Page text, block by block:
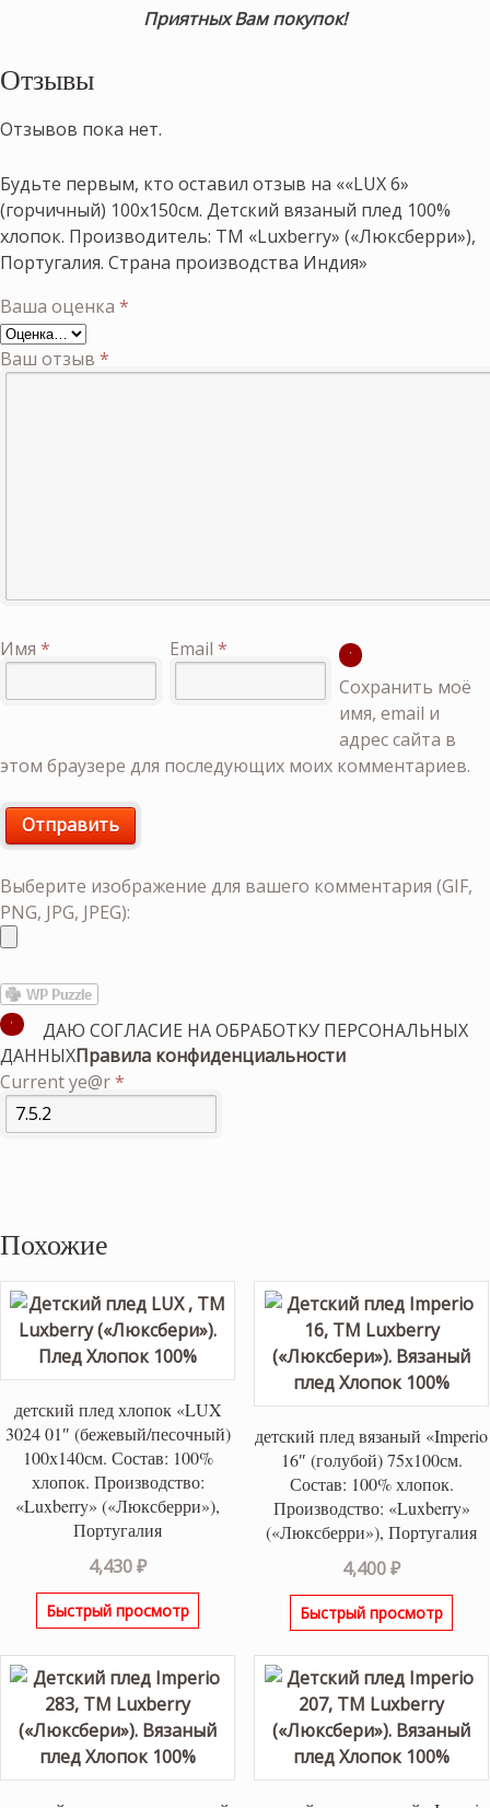
Приятных Вам покупок!
Отзывы
Отзывов пока нет.
Будьте первым, кто оставил отзыв на ««LUX 6»
(горчичный) 100х150см. Детский вязаный плед 100%
хлопок. Производитель: ТМ «Luxberry» («Люксберри»),
Португалия. Страна производства Индия»
Ваша оценка *
Ваш отзыв *
Имя * Email *
Сохранить моё
имя, email и
адрес сайта в
этом браузере для последующих моих комментариев.
Выберите изображение для вашего комментария (GIF,
PNG, JPG, JPEG):
ДАЮ СОГЛАСИЕ НА ОБРАБОТКУ ПЕРСОНАЛЬНЫХ
ДАННЫХПравила конфиденциальности
Current ye@r*
Похожие
детский плед хлопок «LUX
3024 01″ (бежевый/песочный)
100х140см. Состав: 100%
хлопок. Производство:
«Luxberry» («Люксберри»),
Португалия
4,430₽
Быстрый просмотр
детский плед вязаный «Imperio
16″ (голубой) 75х100см.
Состав: 100% хлопок.
Производство: «Luxberry»
(«Люксберри»), Португалия
4,400₽
Быстрый просмотр